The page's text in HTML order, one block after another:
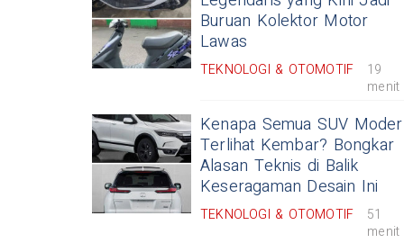
Buruan Kolektor Motor
Lawas
TEKNOLOGI & OTOMOTIF
19
menit
Kenapa Semua SUV
Terlihat Kembar? Bongkar
Alasan Teknis di Balik
Keseragaman Desain Ini
TEKNOLOGI & OTOMOTIF
51
menit